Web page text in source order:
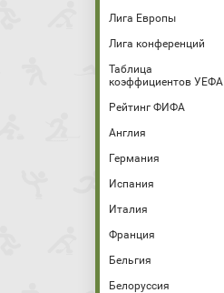
Лига Европы
Лига конференций
Таблица
коэффициентов УЕФА
Рейтинг ФИФА
Англия
Германия
Испания
Италия
Франция
Бельгия
Белоруссия